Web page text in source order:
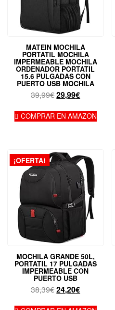
MATEIN MOCHILA
PORTATIL MOCHILA
IMPERMEABLE MOCHILA
ORDENADOR PORTATIL
15.6 PULGADAS CON
PUERTO USB MOCHILA
39,99€El
original
29,99€El
actual
COMPRAR EN AMAZON
¡OFERTA!
MOCHILA GRANDE 50L,
PORTATIL 17 PULGADAS
IMPERMEABLE CON
PUERTO USB
38,39€El
24,20€El